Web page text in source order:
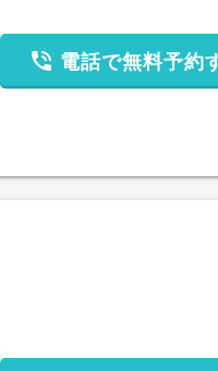
phone_in_talk 電話で無料予約